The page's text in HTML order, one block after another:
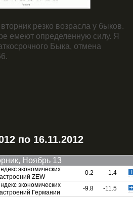
резко возрасла у быков.
емеют определенную силу. Я
Быка, отмена
по 16.11.2012
Ноябрь 13
экономических
ZEW
0.2 -1.4
экономических
Германии
-9.8 -11.5